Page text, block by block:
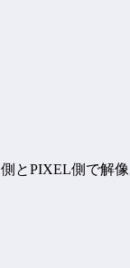
とPIXEL側で解像